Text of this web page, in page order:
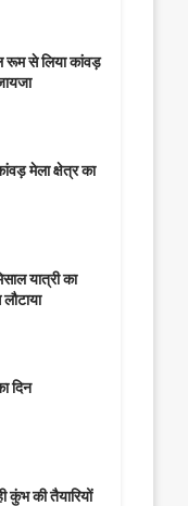
रूम से लिया कांवड़
मेला क्षेत्र का
यात्री का
दिन
कुंभ की तैयारियों